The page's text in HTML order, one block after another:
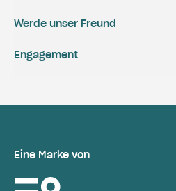
Engagement
Werde unser Freund
Eine Marke von